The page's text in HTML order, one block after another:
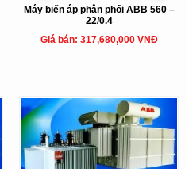
Máy biến áp phân phối ABB 560 –
22/0.4
Giá bán: 317,680,000 VNĐ